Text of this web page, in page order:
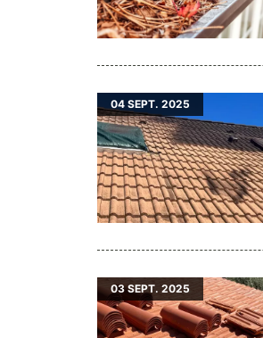
04 SEPT. 2025
03SEPT. 2025